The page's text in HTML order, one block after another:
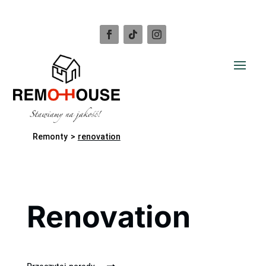
Remonty > renovation
Renovation